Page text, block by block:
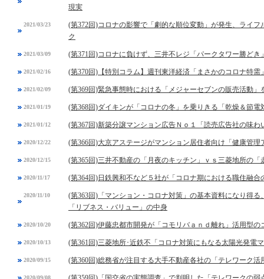
現実
2021/03/23
(第372回)コロナの影響で「劇的な順位変動」が発生、ライ
ク
2021/03/09 (第371回)コロナに負けず、三井不レジ「パークタワー勝どき
2021/02/16 (第370回)【特別コラム】週刊東洋経済「まさかのコロナ特
2021/02/09 (第369回)緊急事態時における「メジャーセブンの販売活動」
2021/01/19 (第368回)ダイキンが「コロナの冬」を乗りきる「乾燥＆節電
2021/01/12 (第367回)新築分譲マンション広告Ｎｏ１「読売広告社の味わ
2020/12/22 (第366回)大京アステージがマンション居住者向け「健康管理
2020/12/15 (第365回)三井不動産の「月夜のキッチン」ｖｓ三菱地所の「
2020/11/17 (第364回)日鉄興和不など５社が「コロナ期における職住融
2020/11/10
(第363回)「マンション・コロナ対策」の基本資料になり得
「リブネス・バリュー」の中身
2020/10/20 (第362回)伊藤忠都市開発が「コモリバａｎｄ離れ」活用型の
2020/10/13 (第361回)三菱地所･近鉄不「コロナ対策にもなる太陽光発電
2020/09/15 (第360回)総務省が注目する大手不動産各社の「テレワーク活
2020/09/08